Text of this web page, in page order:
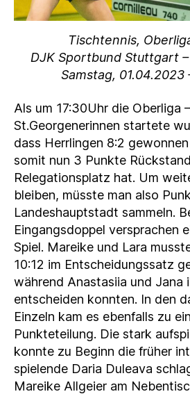
Tischtennis,
DJK Sportbund Stuttgart
Samstag, 01.04.2023
Als um 17:30Uhr die Oberliga
St.Georgenerinnen startete
dass Herrlingen 8:2
somit nun 3 Punkte
Relegationsplatz hat. Um
bleiben, müsste man also
Landeshauptstadt sammeln.
Eingangsdoppel versprachen
Spiel. Mareike und Lara
10:12 im Entscheidungssatz
während Anastasiia und Jana
entscheiden konnten. In den
Einzeln kam es ebenfalls zu
Punkteteilung. Die stark
konnte zu Beginn die früher
spielende Daria Duleava
Mareike Allgeier am